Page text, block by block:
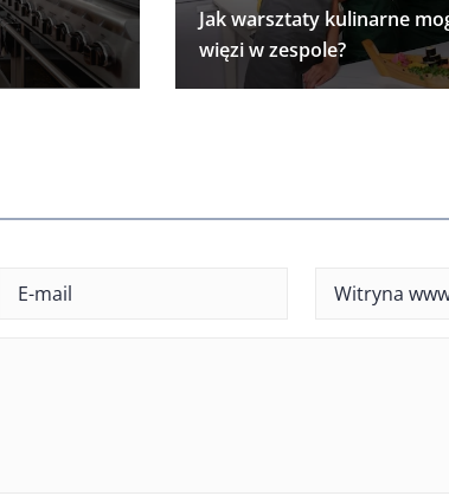
Jak warsztaty kulinarne
więzi w zespole?